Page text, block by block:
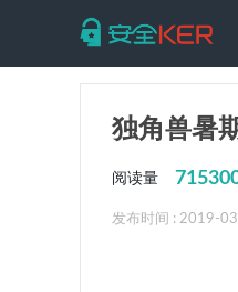
独角兽暑
阅读量
发布时间 : 2019-